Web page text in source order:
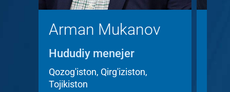
Arman Mukanov
Hududiy menejer
Qozog'iston, Qirg'iziston,
Tojikiston